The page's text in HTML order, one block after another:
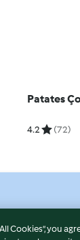
Patates
4.2 (72)
Cookies”, you